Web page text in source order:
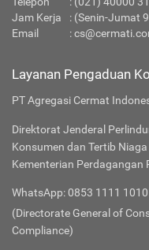
Jam Kerja
: (Senin-Jumat
Email
:
Layanan Pengaduan
PT Agregasi Cermat
Direktorat Jenderal
Konsumen dan Tertib Niaga
Kementerian Perdagangan
WhatsApp: 0853 1111
(Directorate General of
Compliance)